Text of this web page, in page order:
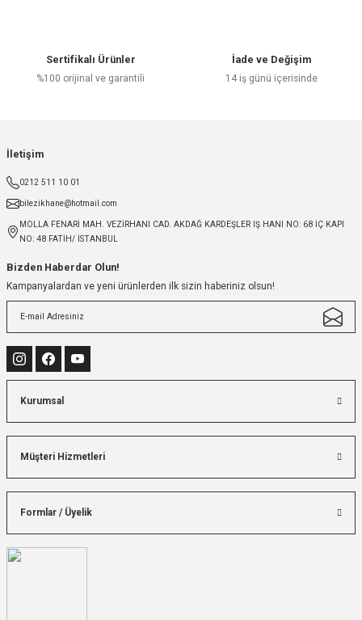
Sertifikalı Ürünler
%100 orijinal ve garantili
İade ve Değişim
14 iş günü içerisinde
İletişim
0212 511 10 01
bilezikhane@hotmail.com
MOLLA FENARİ MAH. VEZİRHANI CAD. AKDAĞ KARDEŞLER IŞ HANI NO: 68 İÇ KAPI
NO: 48 FATİH/ İSTANBUL
Bizden Haberdar Olun!
Kampanyalardan ve yeni ürünlerden ilk sizin haberiniz olsun!
Kurumsal
Müşteri Hizmetleri
Formlar / Üyelik